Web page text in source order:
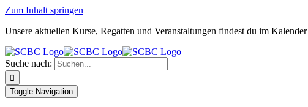
Zum Inhalt springen
Unsere aktuellen Kurse, Regatten und Veranstaltungen findest du im Kalender
Suche nach:
Toggle Navigation